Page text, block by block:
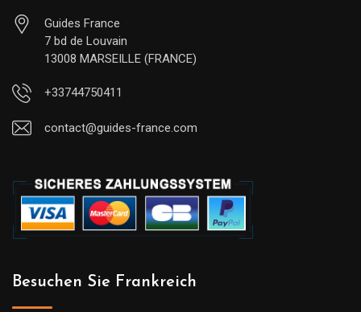
Guides France
7 bd de Louvain
13008 MARSEILLE (FRANCE)
+33744750411
contact@guides-france.com
Besuchen Sie Frankreich